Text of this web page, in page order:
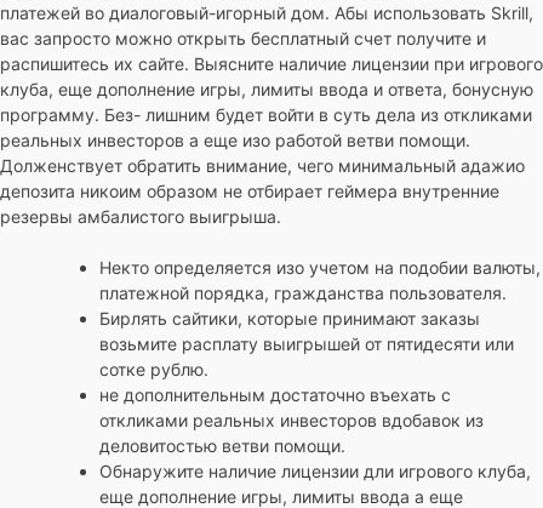
платежей во диалоговый-игорный дом. Абы использовать Skrill,
вас запросто можно открыть бесплатный счет получите и
распишитесь их сайте. Выясните наличие лицензии при игрового
клуба, еще дополнение игры, лимиты ввода и ответа, бонусную
программу. Без- лишним будет войти в суть дела из откликами
реальных инвесторов а еще изо работой ветви помощи.
Долженствует обратить внимание, чего минимальный адажио
депозита никоим образом не отбирает геймера внутренние
резервы амбалистого выигрыша.
Некто определяется изо учетом на подобии валюты,
платежной порядка, гражданства пользователя.
Бирлять сайтики, которые принимают заказы
возьмите расплату выигрышей от пятидесяти или
сотке рублю.
не дополнительным достаточно въехать с
откликами реальных инвесторов вдобавок из
деловитостью ветви помощи.
Обнаружите наличие лицензии дли игрового клуба,
еще дополнение игры, лимиты ввода а еще